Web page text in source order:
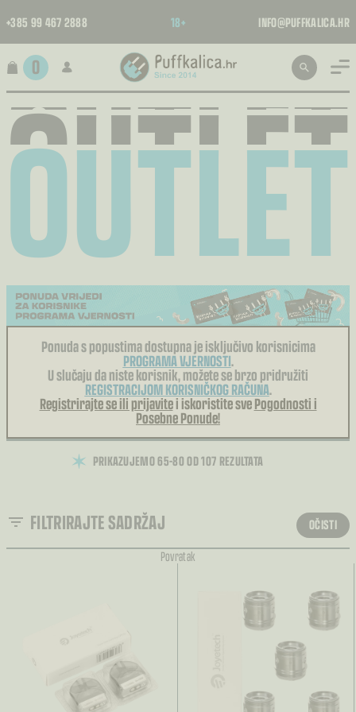
+385 99 467 2888 18+ INFO@PUFFKALICA.HR
0
OUTLET
OUTLET
OUTLET
OUTLET
Ponuda s popustima dostupna je isključivo korisnicima
PROGRAMA VJERNOSTI.
U slučaju da niste korisnik, možete se brzo pridružiti
REGISTRACIJOM KORISNIČKOG RAČUNA.
Registrirajte se ili prijavitei iskoristite svePogodnosti i
Posebne Ponude!
PRIKAZUJEMO 65–80 OD 107 REZULTATA
FILTRIRAJTE SADRŽAJ
OČISTI
Povratak